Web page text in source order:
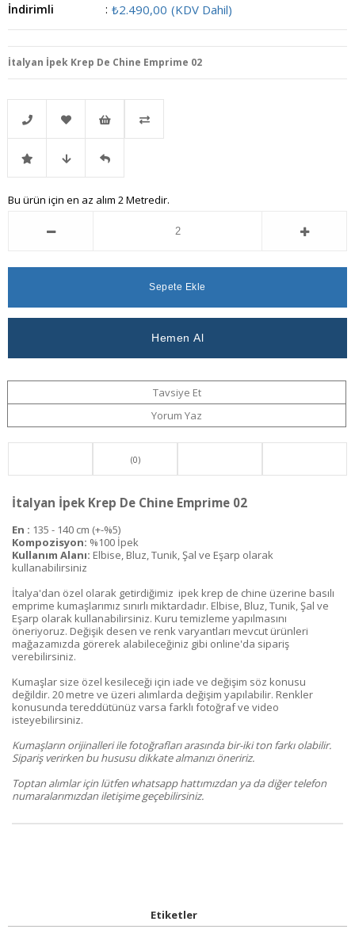
İndirimli
: ₺2.490,00 (KDV Dahil)
İtalyan İpek Krep De Chine Emprime 02
Telefonla
Sipariş
Favorilere
Ekle
İstek
Listeme
İndirimli Fiyat
Ver
Gelince
Bu ürün için en az alım 2 Metredir.
Tavsiye Et
Yorum Yaz
(0)
İtalyan İpek Krep De Chine Emprime 02
En : 135 - 140 cm (+-%5)
Kompozisyon: %100 İpek
Kullanım Alanı: Elbise, Bluz, Tunik, Şal ve Eşarp olarak
kullanabilirsiniz
İtalya'dan özel olarak getirdiğimiz ipek krep de chine üzerine basılı
emprime kumaşlarımız sınırlı miktardadır. Elbise, Bluz, Tunik, Şal ve
Eşarp olarak kullanabilirsiniz. Kuru temizleme yapılmasını
öneriyoruz. Değişik desen ve renk varyantları mevcut ürünleri
mağazamızda görerek alabileceğiniz gibi online'da sipariş
verebilirsiniz.
Kumaşlar size özel kesileceği için iade ve değişim söz konusu
değildir. 20 metre ve üzeri alımlarda değişim yapılabilir. Renkler
konusunda tereddütünüz varsa farklı fotoğraf ve video
isteyebilirsiniz.
Kumaşların orijinalleri ile fotoğrafları arasında bir-iki ton farkı olabilir.
Sipariş verirken bu hususu dikkate almanızı öneririz.
Toptan alımlar için lütfen whatsapp hattımızdan ya da diğer telefon
numaralarımızdan iletişime geçebilirsiniz.
Etiketler